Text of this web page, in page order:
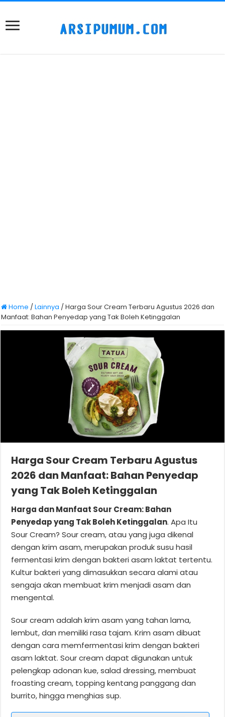
Home /Lainnya /Harga Sour Cream Terbaru Agustus 2026 dan
Manfaat: Bahan Penyedap yang Tak Boleh Ketinggalan
Harga Sour Cream Terbaru Agustus
2026 dan Manfaat: Bahan Penyedap
yang Tak Boleh Ketinggalan
Harga dan Manfaat Sour Cream: Bahan
Penyedap yang Tak Boleh Ketinggalan. Apa Itu
Sour Cream? Sour cream, atau yang juga dikenal
dengan krim asam, merupakan produk susu hasil
fermentasi krim dengan bakteri asam laktat tertentu.
Kultur bakteri yang dimasukkan secara alami atau
sengaja akan membuat krim menjadi asam dan
mengental.
Sour cream adalah krim asam yang tahan lama,
lembut, dan memiliki rasa tajam. Krim asam dibuat
dengan cara memfermentasi krim dengan bakteri
asam laktat. Sour cream dapat digunakan untuk
pelengkap adonan kue, salad dressing, membuat
froasting cream, topping kentang panggang dan
burrito, hingga menghias sup.